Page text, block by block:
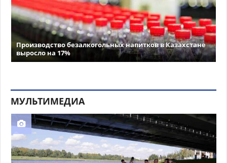
Производство безалкогольных напитков в Казахстане
выросло на 17%
МУЛЬТИМЕДИА